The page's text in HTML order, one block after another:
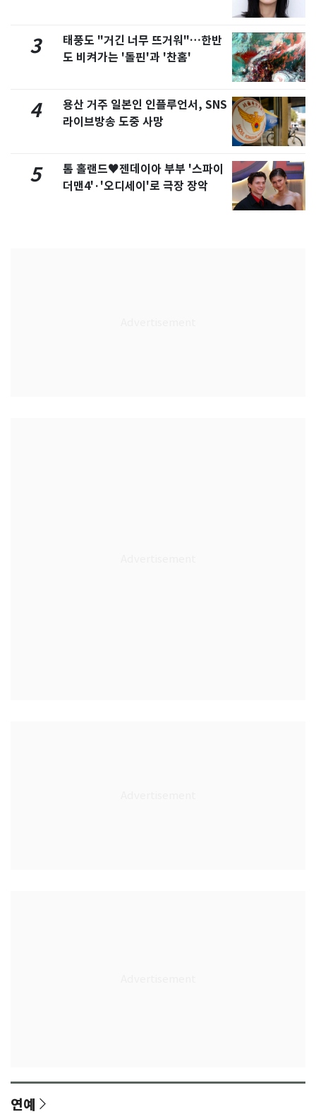
3
태풍도 "거긴 너무 뜨거워"…한반
도 비켜가는 '돌핀'과 '찬홈'
4
용산 거주 일본인 인플루언서, SNS
라이브방송 도중 사망
5
톰 홀랜드♥젠데이아 부부 '스파이
더맨4'·'오디세이'로 극장 장악
연예